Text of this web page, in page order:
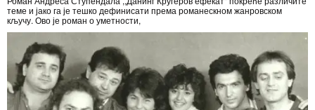
теме и јако га је тешко дефинисати према романескном жанровском
кључу. Ово је роман о уметности,